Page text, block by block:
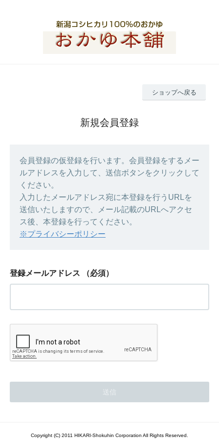
ショップへ戻る
新規会員登録
会員登録の仮登録を行います。会員登録をするメー
ルアドレスを入力して、送信ボタンをクリックして
ください。
入力したメールアドレス宛に本登録を行うURLを
送信いたしますので、メール記載のURLへアクセ
ス後、本登録を行ってください。
※プライバシーポリシー
登録メールアドレス （必須）
Copyright (C) 2011 HIKARI-Shokuhin Corporation All Rights Reserved.